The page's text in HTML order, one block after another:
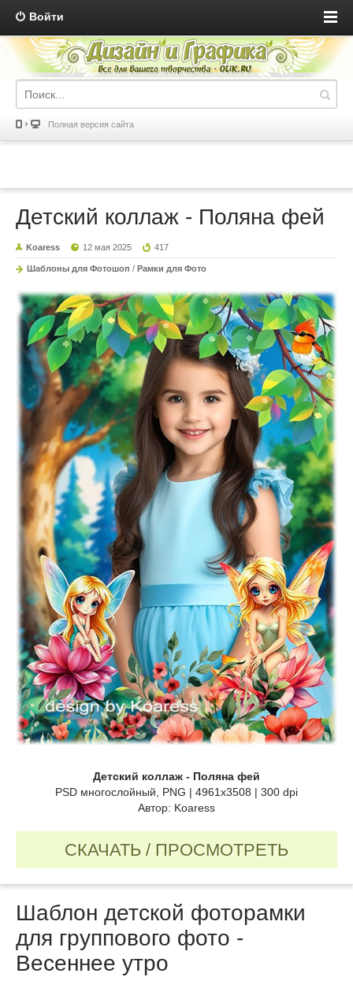
Войти
Полная версия сайта
Детский коллаж - Поляна фей
Koaress 12 мая 2025 417
Шаблоны для Фотошоп / Рамки для Фото
Детский коллаж - Поляна фей
PSD многослойный, PNG | 4961x3508 | 300 dpi
Автор: Koaress
СКАЧАТЬ / ПРОСМОТРЕТЬ
Шаблон детской фоторамки
для группового фото -
Весеннее утро